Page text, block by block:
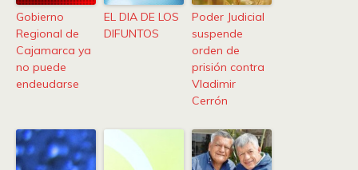
Gobierno
Regional de
Cajamarca ya
no puede
endeudarse
EL DIA DE LOS
DIFUNTOS
Poder Judicial
suspende
orden de
prisión contra
Vladimir
Cerrón